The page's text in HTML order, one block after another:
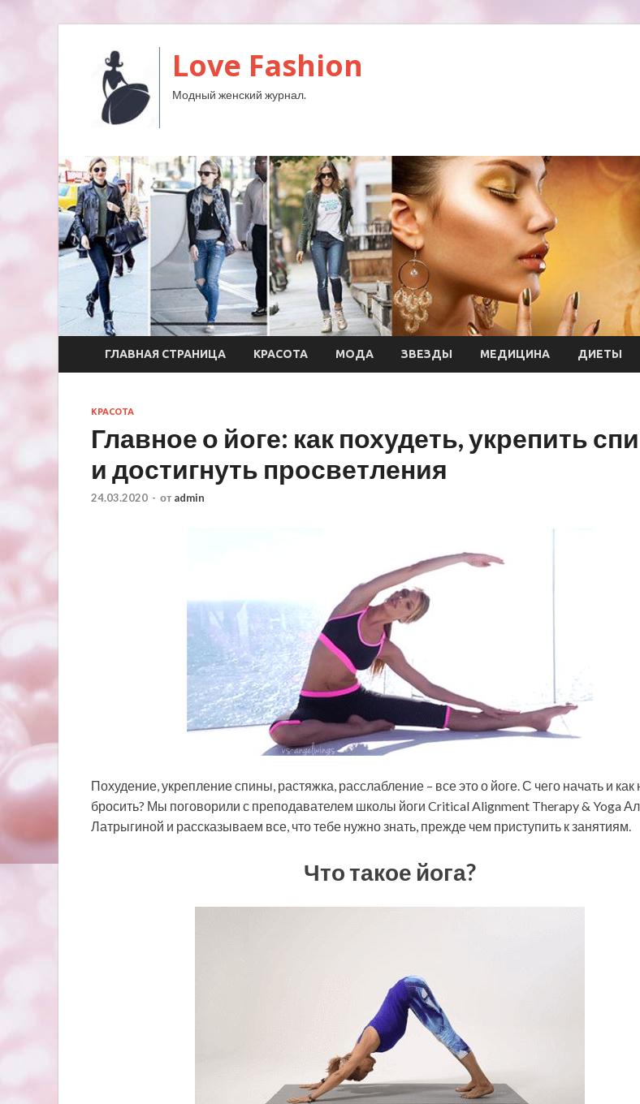
Love Fashion
Модный женский журнал.
ГЛАВНАЯ СТРАНИЦА КРАСОТА МОДА ЗВЕЗДЫ МЕДИЦИНА ДИЕТЫ
КРАСОТА
Главное о йоге: как похудеть, укрепить
и достигнуть просветления
24.03.2020 - от admin
Похудение, укрепление спины, растяжка, расслабление – все это о йоге. С чего начать и как
бросить? Мы поговорили с преподавателем школы йоги Critical Alignment Therapy & Yoga
Латрыгиной и рассказываем все, что тебе нужно знать, прежде чем приступить к занятиям.
Что такое йога?